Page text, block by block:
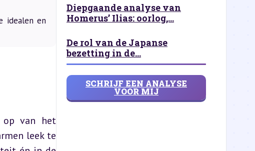
idealen en
op van het
leek te
Diepgaande analyse van
Homerus’ Ilias: oorlog,...
De rol van de Japanse
bezetting in de...
SCHRIJF EEN ANALYSE
VOOR MIJ